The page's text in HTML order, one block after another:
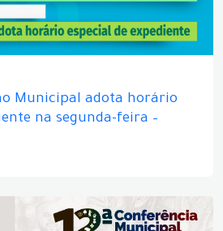
Municipal adota horário
na segunda-feira –